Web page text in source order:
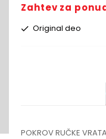
Zahtev za
Original deo
POKROV RUČKE